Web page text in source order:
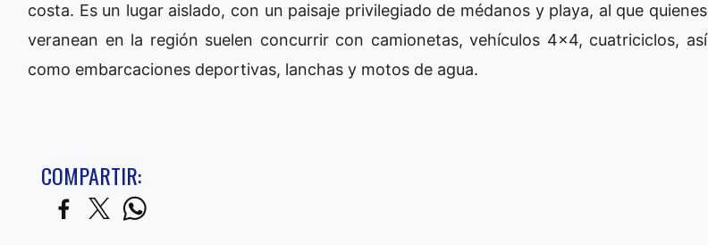
costa. Es un lugar aislado, con un paisaje privilegiado de médanos y playa, al que quienes
veranean en la región suelen concurrir con camionetas, vehículos 4x4, cuatriciclos, así
como embarcaciones deportivas, lanchas y motos de agua.
COMPARTIR: